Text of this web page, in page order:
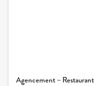
Agencement –